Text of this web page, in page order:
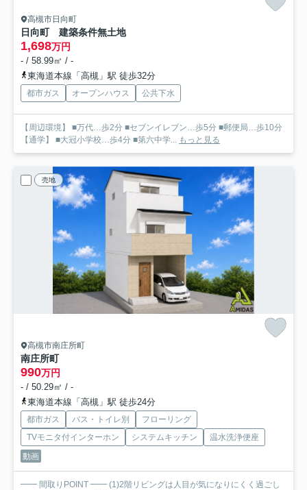
高槻市日向町
日向町 建築条件無土地
1,698万円
- / 58.99㎡ / -
東海道本線「高槻」駅 徒歩32分
都市ガス オープンハウス 公共下水
【周辺環境】 ■万代…歩2分 ■セブンイレブン…歩5分 ■郵便局…歩10分
【通学】 ■大冠小学校…歩4分 ■第六中学... もっと見る
売地
高槻市南庄所町
南庄所町
990万円
- / 50.29㎡ / -
東海道本線「高槻」駅 徒歩24分
都市ガス バス・トイレ別
フローリング
TVモニタ付インターホン
システムキッチン
温水洗浄便座
動画
━━ 間取りPOINT ━━ (1)2階リビングは人目が気になりにくく過ごし